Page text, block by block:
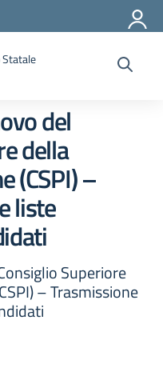
della scuola
del
della
(CSPI) –
liste
Superiore
– Trasmissione